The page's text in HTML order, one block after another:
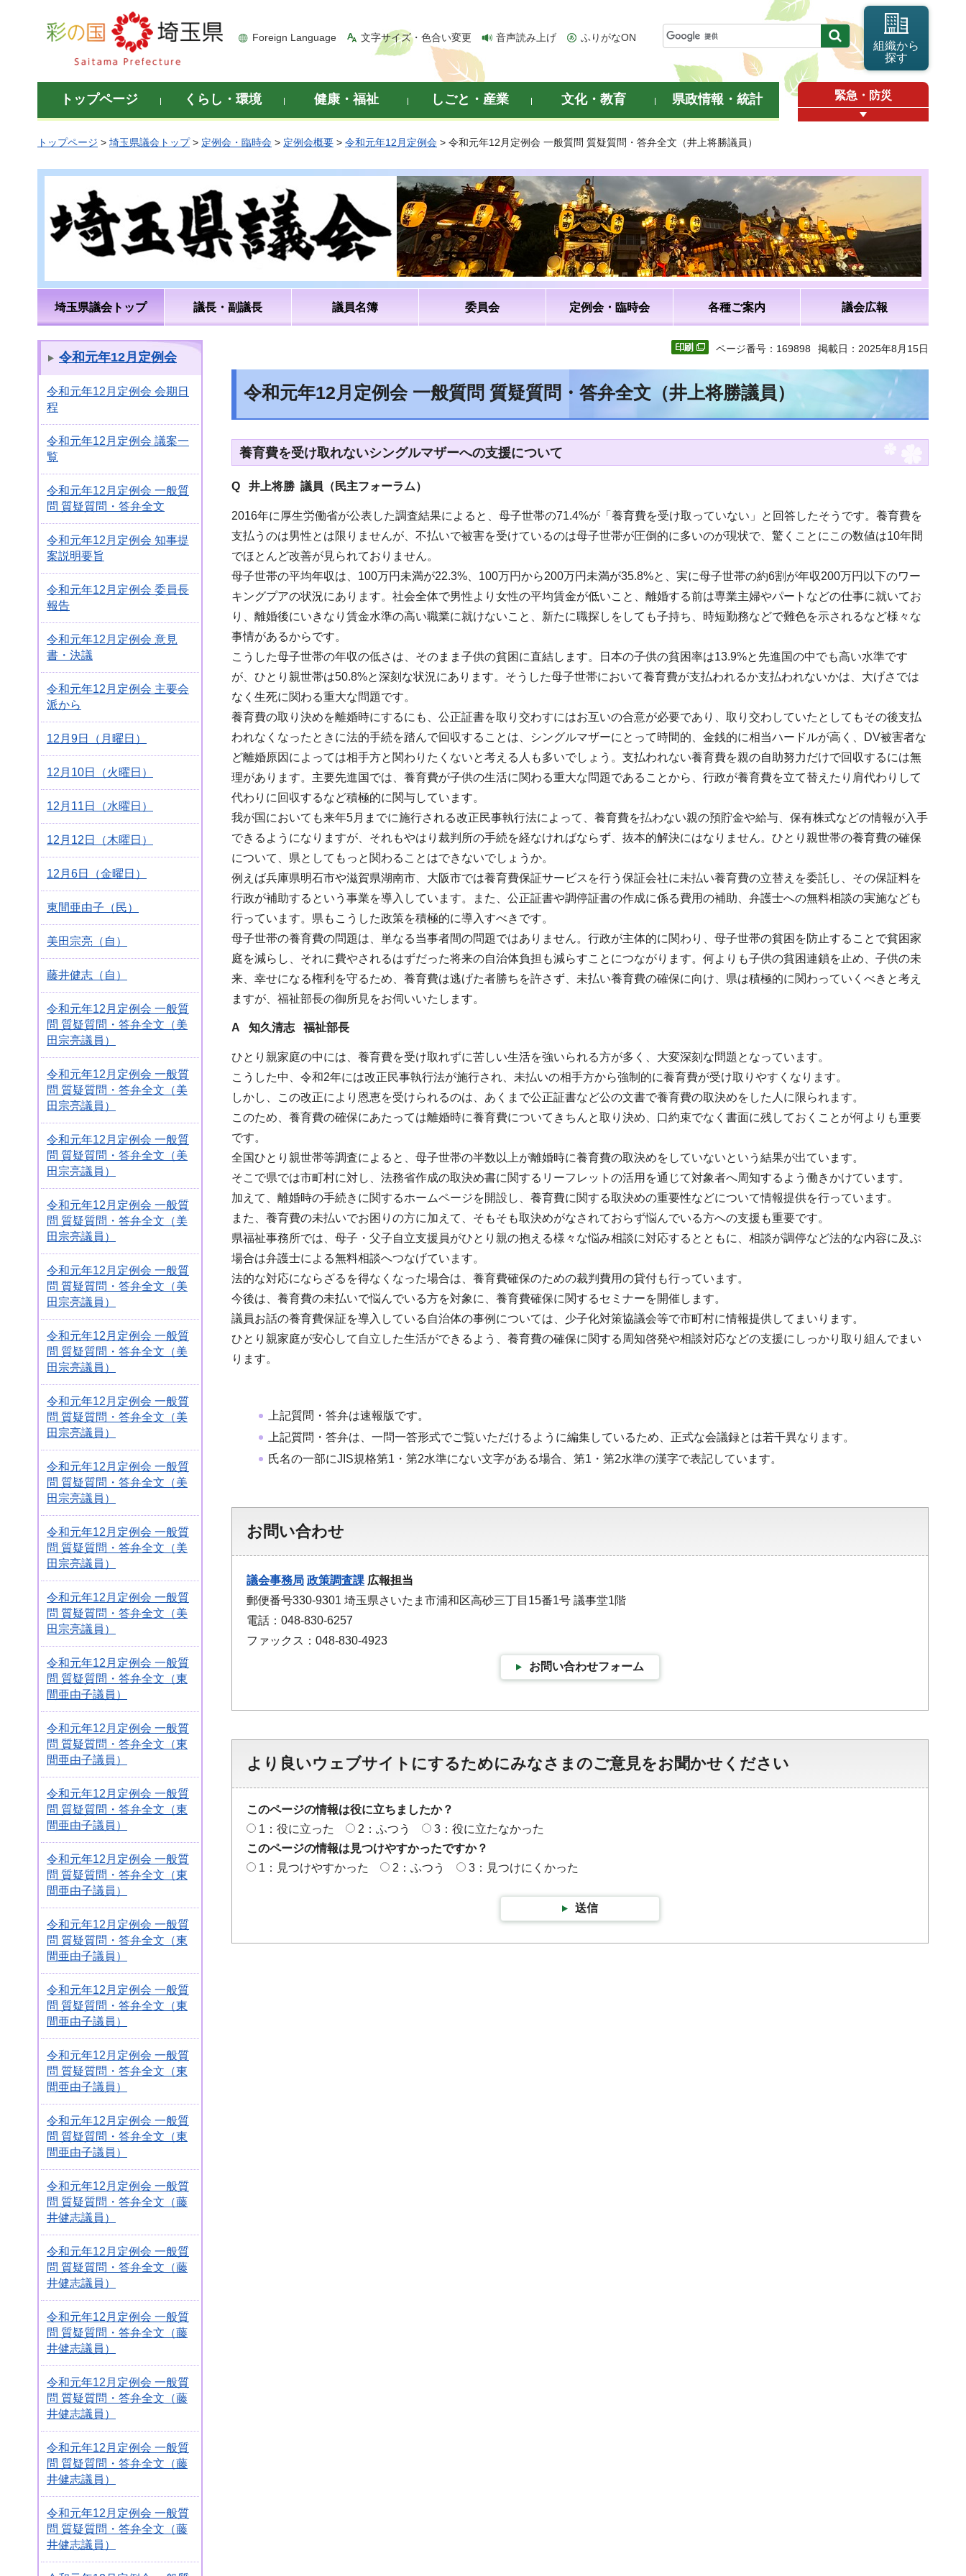
彩の国 埼玉県
Foreign Language 文字サイズ・色合い変更 音声読み上げ ふりがなON
組織から
探す
トップページ くらし・環境 健康・福祉 しごと・産業 文化・教育 県政情報・統計 緊急・防災
トップページ > 埼玉県議会トップ> 定例会・臨時会 > 定例会概要 > 令和元年12月定例会 > 令和元年12月定例会 一般質問 質疑質問・答弁全文（井上将勝議員）
埼玉県議会トップ 議長・副議長 議員名簿 委員会 定例会・臨時会 各種ご案内 議会広報
令和元年12月定例会
令和元年12月定例会 会期日
程
令和元年12月定例会 議案一
覧
令和元年12月定例会 一般質
問 質疑質問・答弁全文
令和元年12月定例会 知事提
案説明要旨
令和元年12月定例会 委員長
報告
令和元年12月定例会 意見
書・決議
令和元年12月定例会 主要会
派から
12月9日（月曜日）
12月10日（火曜日）
12月11日（水曜日）
12月12日（木曜日）
12月6日（金曜日）
東間亜由子（民）
美田宗亮（自）
藤井健志（自）
令和元年12月定例会 一般質
問 質疑質問・答弁全文（美
田宗亮議員）
令和元年12月定例会 一般質
問 質疑質問・答弁全文（美
田宗亮議員）
令和元年12月定例会 一般質
問 質疑質問・答弁全文（美
田宗亮議員）
令和元年12月定例会 一般質
問 質疑質問・答弁全文（美
田宗亮議員）
令和元年12月定例会 一般質
問 質疑質問・答弁全文（美
田宗亮議員）
令和元年12月定例会 一般質
問 質疑質問・答弁全文（美
田宗亮議員）
令和元年12月定例会 一般質
問 質疑質問・答弁全文（美
田宗亮議員）
令和元年12月定例会 一般質
問 質疑質問・答弁全文（美
田宗亮議員）
令和元年12月定例会 一般質
問 質疑質問・答弁全文（美
田宗亮議員）
令和元年12月定例会 一般質
問 質疑質問・答弁全文（美
田宗亮議員）
令和元年12月定例会 一般質
問 質疑質問・答弁全文（東
間亜由子議員）
令和元年12月定例会 一般質
問 質疑質問・答弁全文（東
間亜由子議員）
令和元年12月定例会 一般質
問 質疑質問・答弁全文（東
間亜由子議員）
令和元年12月定例会 一般質
問 質疑質問・答弁全文（東
間亜由子議員）
令和元年12月定例会 一般質
問 質疑質問・答弁全文（東
間亜由子議員）
令和元年12月定例会 一般質
問 質疑質問・答弁全文（東
間亜由子議員）
令和元年12月定例会 一般質
問 質疑質問・答弁全文（東
間亜由子議員）
令和元年12月定例会 一般質
問 質疑質問・答弁全文（東
間亜由子議員）
令和元年12月定例会 一般質
問 質疑質問・答弁全文（藤
井健志議員）
令和元年12月定例会 一般質
問 質疑質問・答弁全文（藤
井健志議員）
令和元年12月定例会 一般質
問 質疑質問・答弁全文（藤
井健志議員）
令和元年12月定例会 一般質
問 質疑質問・答弁全文（藤
井健志議員）
令和元年12月定例会 一般質
問 質疑質問・答弁全文（藤
井健志議員）
令和元年12月定例会 一般質
問 質疑質問・答弁全文（藤
井健志議員）
ページ番号：169898 掲載日：2025年8月15日
令和元年12月定例会 一般質問 質疑質問・答弁全文（井上将勝議員）
養育費を受け取れないシングルマザーへの支援について
Q 井上将勝 議員（民主フォーラム）
2016年に厚生労働省が公表した調査結果によると、母子世帯の71.4%が「養育費を受け取っていない」と回答したそうです。養育費を
支払うのは男性とは限りませんが、不払いで被害を受けているのは母子世帯が圧倒的に多いのが現状で、驚くことにこの数値は10年間
でほとんど改善が見られておりません。
母子世帯の平均年収は、100万円未満が22.3%、100万円から200万円未満が35.8%と、実に母子世帯の約6割が年収200万円以下のワー
キングプアの状況にあります。社会全体で男性より女性の平均賃金が低いこと、離婚する前は専業主婦やパートなどの仕事に就いてお
り、離婚後にいきなり賃金水準の高い職業に就けないこと、新たに職探しをしても子持ち、時短勤務などで難色を示されるなど様々な
事情があるからです。
こうした母子世帯の年収の低さは、そのまま子供の貧困に直結します。日本の子供の貧困率は13.9%と先進国の中でも高い水準です
が、ひとり親世帯は50.8%と深刻な状況にあります。そうした母子世帯において養育費が支払われるか支払われないかは、大げさでは
なく生死に関わる重大な問題です。
養育費の取り決めを離婚時にするにも、公正証書を取り交わすにはお互いの合意が必要であり、取り交わしていたとしてもその後支払
われなくなったときに法的手続を踏んで回収することは、シングルマザーにとって時間的、金銭的に相当ハードルが高く、DV被害者な
ど離婚原因によっては相手方と関わりたくないと考える人も多いでしょう。支払われない養育費を親の自助努力だけで回収するには無
理があります。主要先進国では、養育費が子供の生活に関わる重大な問題であることから、行政が養育費を立て替えたり肩代わりして
代わりに回収するなど積極的に関与しています。
我が国においても来年5月までに施行される改正民事執行法によって、養育費を払わない親の預貯金や給与、保有株式などの情報が入手
できるようになりますが、それもやはり裁判所の手続を経なければならず、抜本的解決にはなりません。ひとり親世帯の養育費の確保
について、県としてもっと関わることはできないでしょうか。
例えば兵庫県明石市や滋賀県湖南市、大阪市では養育費保証サービスを行う保証会社に未払い養育費の立替えを委託し、その保証料を
行政が補助するという事業を導入しています。また、公正証書や調停証書の作成に係る費用の補助、弁護士への無料相談の実施なども
行っています。県もこうした政策を積極的に導入すべきです。
母子世帯の養育費の問題は、単なる当事者間の問題ではありません。行政が主体的に関わり、母子世帯の貧困を防止することで貧困家
庭を減らし、それに費やされるはずだった将来の自治体負担も減らすことにつながります。何よりも子供の貧困連鎖を止め、子供の未
来、幸せになる権利を守るため、養育費は逃げた者勝ちを許さず、未払い養育費の確保に向け、県は積極的に関わっていくべきと考え
ますが、福祉部長の御所見をお伺いいたします。
A 知久清志 福祉部長
ひとり親家庭の中には、養育費を受け取れずに苦しい生活を強いられる方が多く、大変深刻な問題となっています。
こうした中、令和2年には改正民事執行法が施行され、未払いの相手方から強制的に養育費が受け取りやすくなります。
しかし、この改正により恩恵を受けられるのは、あくまで公正証書など公の文書で養育費の取決めをした人に限られます。
このため、養育費の確保にあたっては離婚時に養育費についてきちんと取り決め、口約束でなく書面に残しておくことが何よりも重要
です。
全国ひとり親世帯等調査によると、母子世帯の半数以上が離婚時に養育費の取決めをしていないという結果が出ています。
そこで県では市町村に対し、法務省作成の取決め書に関するリーフレットの活用を通じて対象者へ周知するよう働きかけています。
加えて、離婚時の手続きに関するホームページを開設し、養育費に関する取決めの重要性などについて情報提供を行っています。
また、養育費の未払いでお困りの方に加えて、そもそも取決めがなされておらず悩んでいる方への支援も重要です。
県福祉事務所では、母子・父子自立支援員がひとり親の抱える様々な悩み相談に対応するとともに、相談が調停など法的な内容に及ぶ
場合は弁護士による無料相談へつなげています。
法的な対応にならざるを得なくなった場合は、養育費確保のための裁判費用の貸付も行っています。
今後は、養育費の未払いで悩んでいる方を対象に、養育費確保に関するセミナーを開催します。
議員お話の養育費保証を導入している自治体の事例については、少子化対策協議会等で市町村に情報提供してまいります。
ひとり親家庭が安心して自立した生活ができるよう、養育費の確保に関する周知啓発や相談対応などの支援にしっかり取り組んでまい
ります。
上記質問・答弁は速報版です。
上記質問・答弁は、一問一答形式でご覧いただけるように編集しているため、正式な会議録とは若干異なります。
氏名の一部にJIS規格第1・第2水準にない文字がある場合、第1・第2水準の漢字で表記しています。
お問い合わせ
議会事務局 政策調査課 広報担当
郵便番号330-9301 埼玉県さいたま市浦和区高砂三丁目15番1号 議事堂1階
電話：048-830-6257
ファックス：048-830-4923
お問い合わせフォーム
より良いウェブサイトにするためにみなさまのご意見をお聞かせください
このページの情報は役に立ちましたか？
1：役に立った
2：ふつう
3：役に立たなかった
このページの情報は見つけやすかったですか？
1：見つけやすかった
2：ふつう 3：見つけにくかった
送信